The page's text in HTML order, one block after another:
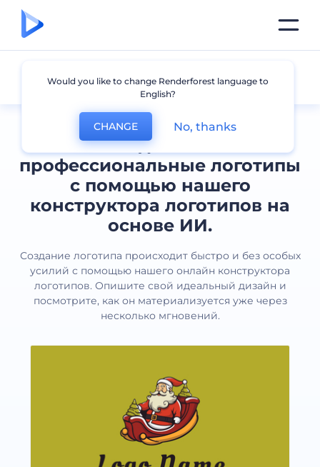
Создавайте
профессиональные логотипы
с помощью нашего
конструктора логотипов на
основе ИИ.
Создание логотипа происходит быстро и без особых
усилий с помощью нашего онлайн конструктора
логотипов. Опишите свой идеальный дизайн и
посмотрите, как он материализуется уже через
несколько мгновений.
Все логотипы
Would you like to change Renderforest language to
English?
CHANGE No, thanks